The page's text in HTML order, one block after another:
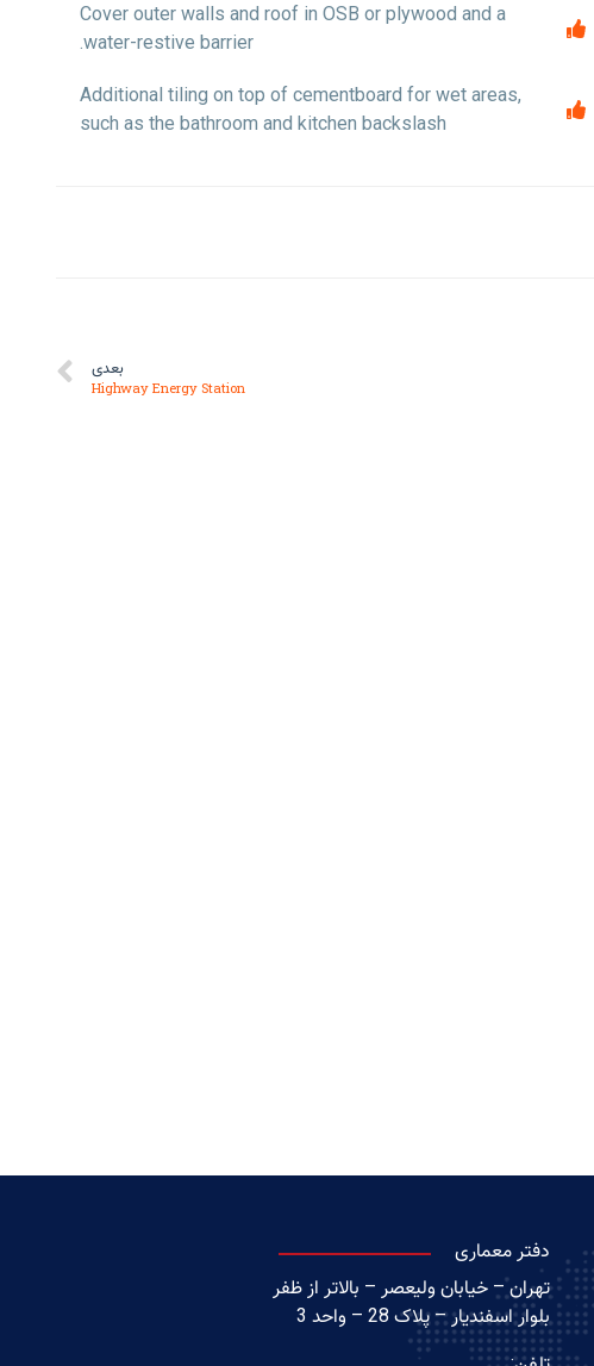
Cover outer walls and roof in OSB or plywood and a
water-restive barrier.
Additional tiling on top of cementboard for wet areas,
such as the bathroom and kitchen backslash
بعدی
Highway Energy Station
دفتر معماری
تهران – خیابان ولیعصر – بالاتر از ظفر
بلوار اسفندیار – پلاک 28 – واحد 3